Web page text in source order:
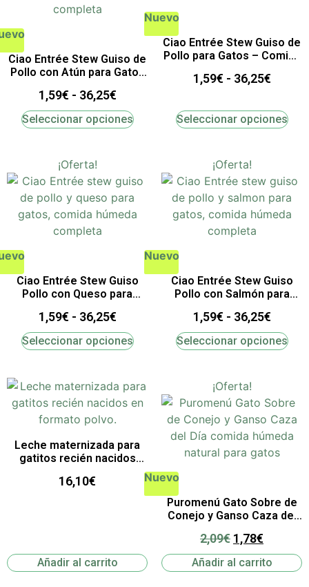
Ciao Entrée Stew Guiso de
Pollo con Atún para Gatos
Completa
1,59€ - 36,25€
Seleccionar opciones
Nuevo
Ciao Entrée Stew Guiso de
Pollo para Gatos – Comida
1,59€ - 36,25€
Seleccionar opciones
¡Oferta!
Ciao Entrée Stew Guiso
Pollo con Queso para
Completa
1,59€ - 36,25€
Seleccionar opciones
¡Oferta!
Nuevo
Ciao Entrée Stew Guiso
Pollo con Salmón para
Completa
1,59€ - 36,25€
Seleccionar opciones
Leche maternizada para
gatitos recién nacidos
16,10€
Añadir al carrito
¡Oferta!
Nuevo
Puromenú Gato Sobre de
Conejo y Ganso Caza del
2,09€ 1,78€
Añadir al carrito